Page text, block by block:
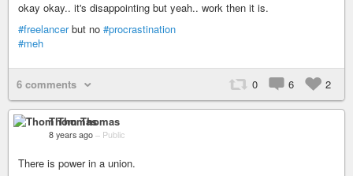
okay okay.. it's disappointing but yeah.. work then it is.
#freelancerbut no #procrastination
#meh
6 comments 0 6 2
Thom Thomas
8 years ago – Public
There is power in a union.